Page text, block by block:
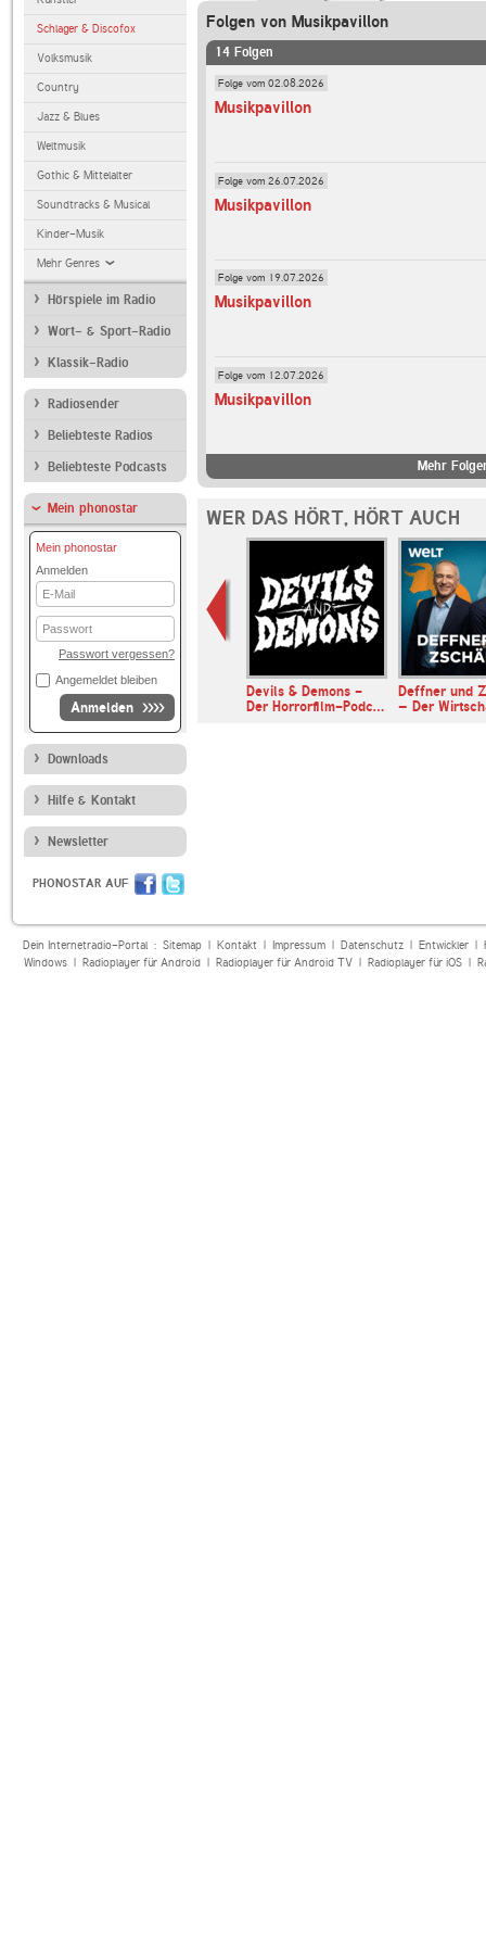
Schlager & Discofox
Volksmusik
Country
Jazz & Blues
Weltmusik
Gothic & Mittelalter
Soundtracks & Musical
Kinder-Musik
Mehr Genres
Hörspiele im Radio
Wort- & Sport-Radio
Klassik-Radio
Radiosender
Beliebteste Radios
Beliebteste Podcasts
Mein phonostar
Mein phonostar
Anmelden
E-
Mail
Passwort
Passwort vergessen?
Angemeldet bleiben
Anmelden
Downloads
Hilfe & Kontakt
Newsletter
PHONOSTAR AUF
Folgen von Musikpavillon
14 Folgen
Folge vom 02.08.2026
Musikpavillon
Folge vom 26.07.2026
Musikpavillon
Folge vom 19.07.2026
Musikpavillon
Folge vom 12.07.2026
Musikpavillon
Mehr
WER DAS HÖRT, HÖRT AUCH
& Somuncu
Devils & Demons -
Der Horrorfilm-Podc…
Deffner und
– Der
Dein Internetradio-Portal : Sitemap| Kontakt| Impressum| Datenschutz| Entwickler|
Windows| Radioplayer für Android| Radioplayer für Android TV| Radioplayer für iOS|